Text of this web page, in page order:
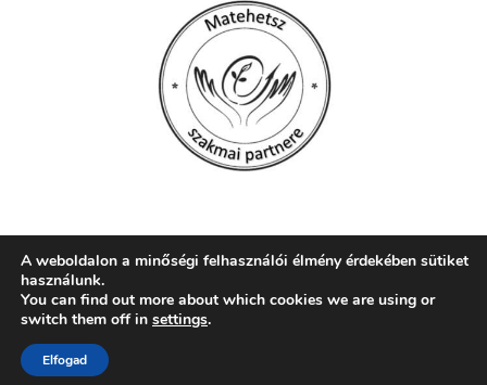
© 2026 Szent Mór Iskolaközpont, Pécs
web:
A weboldalon a minőségi felhasználói élmény érdekében sütiket
használunk.
You can find out more about which cookies we are using or
switch them off in settings.
Elfogad